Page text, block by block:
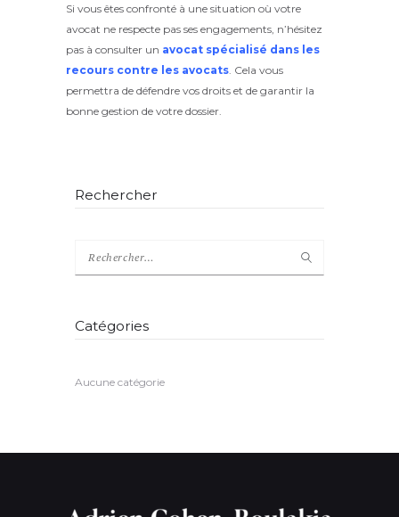
Si vous êtes confronté à une situation où votre
avocat ne respecte pas ses engagements, n’hésitez
pas à consulter un avocat spécialisé dans les
recours contre les avocats . Cela vous
permettra de défendre vos droits et de garantir la
bonne gestion de votre dossier.
Rechercher
Catégories
Aucune catégorie